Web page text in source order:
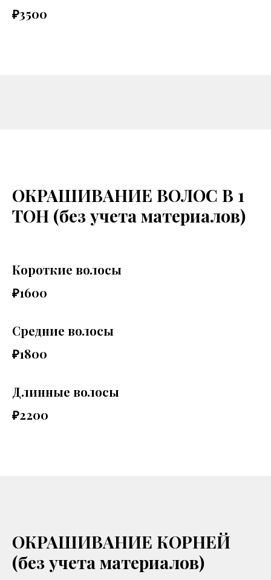
₽3500
ОКРАШИВАНИЕ ВОЛОС В 1
ТОН (без учета материалов)
Короткие волосы
₽1600
Средние волосы
₽1800
Длинные волосы
₽2200
ОКРАШИВАНИЕ КОРНЕЙ
(без учета материалов)